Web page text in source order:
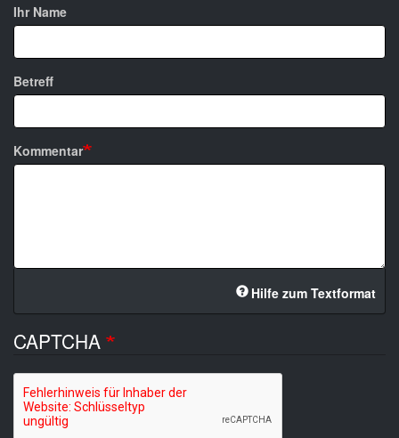
Ihr Name
Betreff
Kommentar
Hilfe zum Textformat
CAPTCHA